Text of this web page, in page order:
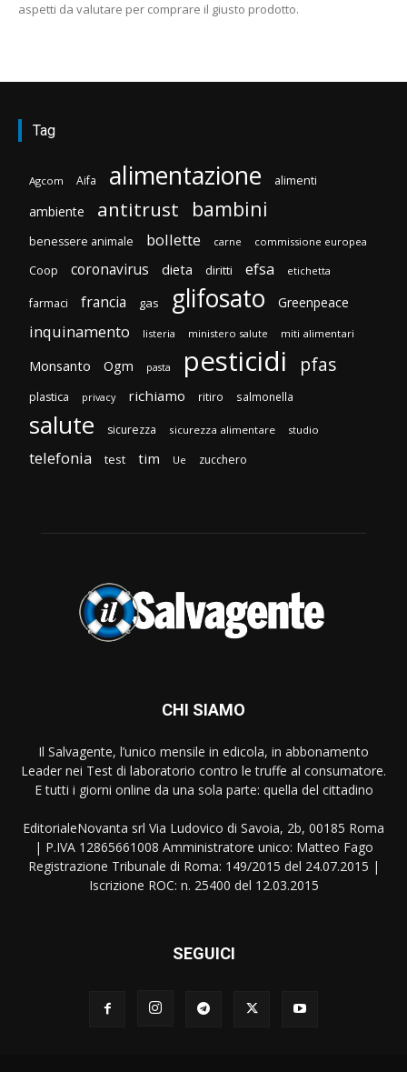
aspetti da valutare per comprare il giusto prodotto.
Tag
Agcom Aifa alimentazione alimenti
ambiente antitrust bambini
benessere animale bollette carne commissione europea
Coop coronavirus dieta diritti efsa etichetta
farmaci francia gas glifosato Greenpeace
inquinamento listeria ministero salute miti alimentari
Monsanto Ogm pasta pesticidi pfas
plastica privacy richiamo ritiro salmonella
salute sicurezza sicurezza alimentare studio
telefonia test tim Ue zucchero
CHI SIAMO
Il Salvagente, l’unico mensile in edicola, in abbonamento
Leader nei Test di laboratorio contro le truffe al consumatore.
E tutti i giorni online da una sola parte: quella del cittadino
EditorialeNovanta srl Via Ludovico di Savoia, 2b, 00185 Roma
| P.IVA 12865661008 Amministratore unico: Matteo Fago
Registrazione Tribunale di Roma: 149/2015 del 24.07.2015 |
Iscrizione ROC: n. 25400 del 12.03.2015
SEGUICI